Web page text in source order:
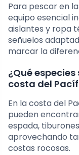
Para pescar en
equipo esencial
aislantes y ropa
señuelos
marcar la
¿Qué
costa del
En la costa del
pueden
espada,
aprovechando
costas rocosas.